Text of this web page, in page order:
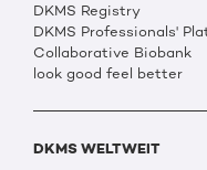
DKMS Registry
DKMS Professionals'
Collaborative Biobank
look good feel better
DKMS WELTWEIT